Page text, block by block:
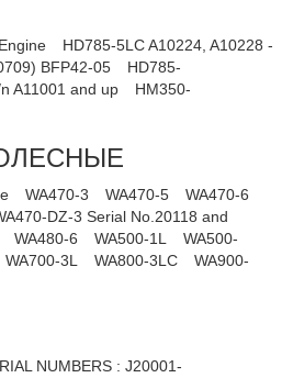
HD785-5LC A10224, A10228 -
BFP42-05
HD785-
A11001 and up
HM350-
WA470-3 WA470-5
WA470-6
DZ-3 Serial No.20118 and
WA480-6 WA500-1L
WA500-
WA700-3L WA800-3LC
WA900-
NUMBERS : J20001-